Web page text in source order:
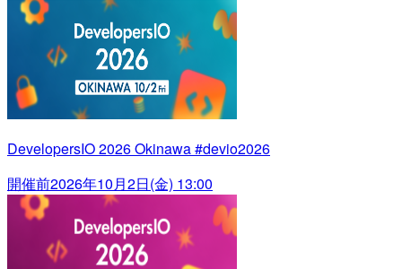
DevelopersIO 2026 Okinawa #devio2026
開催前2026年10月2日(金) 13:00